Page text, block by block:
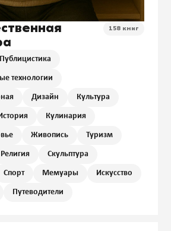
158 книг
Публицистика
технологии
Дизайн Культура
Кулинария
Живопись Туризм
Религия Скульптура
Спорт Мемуары Искусство
Путеводители